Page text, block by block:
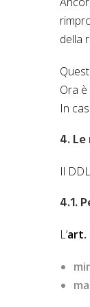
della
Ora
In
4.
Il
4.1.
L’art.